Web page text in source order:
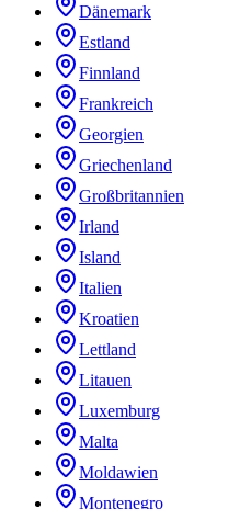
Dänemark
Estland
Finnland
Frankreich
Georgien
Griechenland
Großbritannien
Irland
Island
Italien
Kroatien
Lettland
Litauen
Luxemburg
Malta
Moldawien
Montenegro